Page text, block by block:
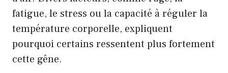
fatigue, le stress ou la capacité à réguler la
température corporelle, expliquent
pourquoi certains ressentent plus fortement
cette gêne.